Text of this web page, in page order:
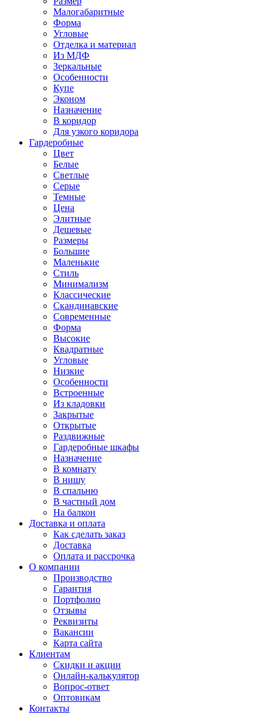
Малогабаритные
Форма
Угловые
Отделка и материал
Из МДФ
Зеркальные
Особенности
Купе
Эконом
Назначение
В коридор
Для узкого коридора
Гардеробные
Цвет
Белые
Светлые
Серые
Темные
Цена
Элитные
Дешевые
Размеры
Большие
Маленькие
Стиль
Минимализм
Классические
Скандинавские
Современные
Форма
Высокие
Квадратные
Угловые
Низкие
Особенности
Встроенные
Из кладовки
Закрытые
Открытые
Раздвижные
Гардеробные шкафы
Назначение
В комнату
В нишу
В спальню
В частный дом
На балкон
Доставка и оплата
Как сделать заказ
Доставка
Оплата и рассрочка
О компании
Производство
Гарантия
Портфолио
Отзывы
Реквизиты
Вакансии
Карта сайта
Клиентам
Скидки и акции
Онлайн-калькулятор
Вопрос-ответ
Оптовикам
Контакты